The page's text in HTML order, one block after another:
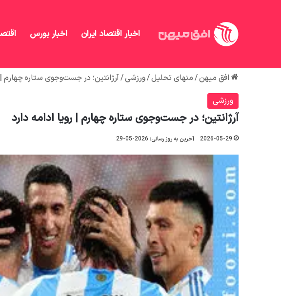
اخبار اقتصاد ایران اخبار بورس
افق میهن/منهای تحلیل/ورزشی/آرژانتین؛ در جست‌وجوی ستاره چهارم |
ورزشی
آرژانتین؛ در جست‌وجوی ستاره چهارم | رویا ادامه دارد
2026-05-29 آخرین به روز رسانی: 2026-05-29